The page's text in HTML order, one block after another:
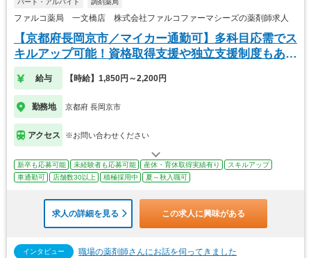
パート・アルバイト 調剤薬局
ファルコ薬局 一文橋店 株式会社ファルコファーマシーズの薬剤師求人
【京都府長岡京市／マイカー通勤可】多科目応需でス
キルアップ可能！資格取得支援や独立支援制度もあり
ます
給与 【時給】1,850円～2,200円
勤務地 京都府 長岡京市
アクセス ※お問い合わせください
新卒も応募可能 未経験者も応募可能 産休・育休取得実績有り
スキルアップ
車通勤可
店舗数30以上 積極採用中 夏～秋入職可
求人の詳細を見る この求人に興味がある
インタビュー 職場の薬剤師さんにお話を伺ってきました